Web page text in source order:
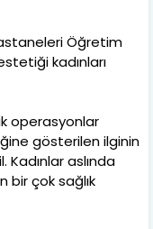
Öğretim
kadınları
operasyonlar
gösterilen ilginin
aslında
bir çok sağlık